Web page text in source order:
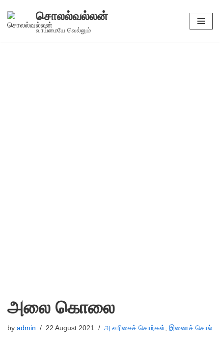
Skip
சொலல்வல்லன்
வாய்மையே வெல்லும்
அலை கொலை
by admin 22 August 2021 அ வரிசைச் சொற்கள், இணைச் சொல்